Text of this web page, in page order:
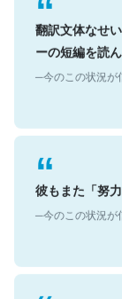
翻訳文体なせ
ーの短編を読
彼もまた「努